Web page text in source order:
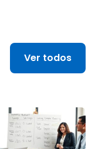
Ver todos